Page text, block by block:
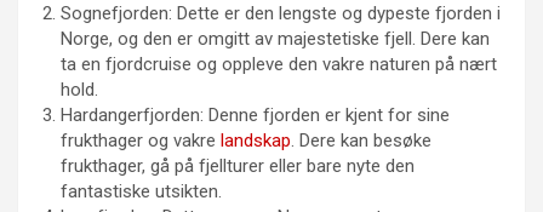
Sognefjorden: Dette er den lengste og dypeste fjorden i
Norge, og den er omgitt av majestetiske fjell. Dere kan
ta en fjordcruise og oppleve den vakre naturen på nært
hold.
Hardangerfjorden: Denne fjorden er kjent for sine
frukthager og vakre landskap. Dere kan besøke
frukthager, gå på fjellturer eller bare nyte den
fantastiske utsikten.